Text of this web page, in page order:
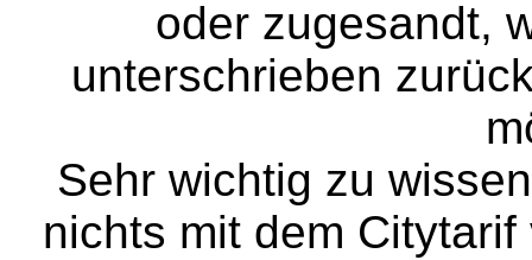
oder zugesandt,
unterschrieben
Sehr wichtig zu
nichts mit dem